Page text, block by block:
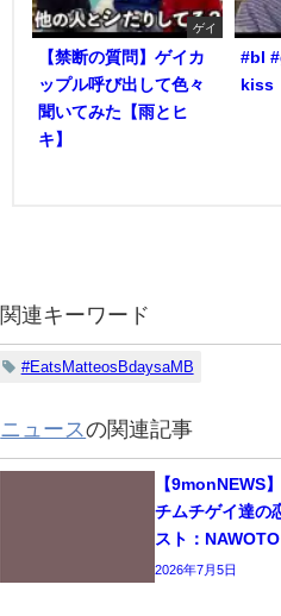
ゲイ
【禁断の質問】ゲイカ
ップル呼び出して色々
聞いてみた【雨とヒ
キ】
#bl
kiss
関連キーワード
#EatsMatteosBdaysaMB
ニュースの関連記事
【9monNEWS
チムチゲイ達の
スト：NAWOTO
2026年7月5日